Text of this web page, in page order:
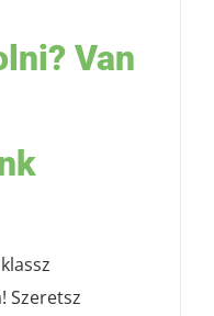
Van
Szeretsz